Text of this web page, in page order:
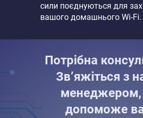
сили поєднуються для
вашого домашнього Wi-Fi.
Потрібна
Зв’яжіться з
менеджером,
допоможе